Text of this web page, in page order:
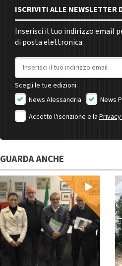
ISCRIVITI ALLE NEWSLETTER
Inserisci il tuo indirizzo email
di posta elettronica.
Indirizzo email
Scegli le tue edizioni:
News Alessandria
News
Accetto l'iscrizione e la
GUARDA ANCHE